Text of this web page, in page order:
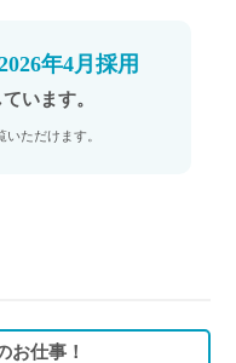
年4月採用
います。
ただけます。
お仕事！